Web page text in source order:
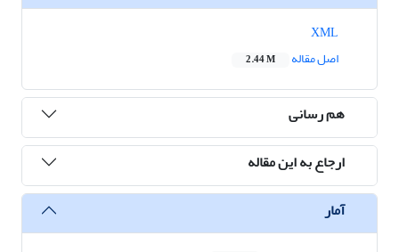
اصل مقاله
2.44 M
هم رسانی
ارجاع به این مقاله
آمار